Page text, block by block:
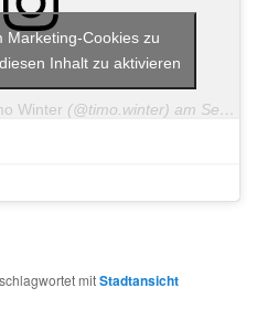
Winter (@timo.winter) am Sep 21, 2019 um 11:02 PDT
Marketing-Cookies zu
Inhalt zu aktivieren
mitStadtansicht